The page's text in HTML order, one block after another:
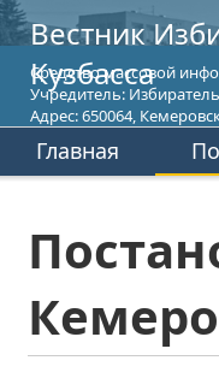
Вестник
Кузбасса
Средство массовой
Учредитель:
Адрес: 650064,
Главная